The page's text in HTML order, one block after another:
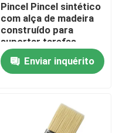
Pincel Pincel sintético
com alça de madeira
construído para
suportar tarefas
rigorosas de limpeza e
manutenção
Enviar inquérito